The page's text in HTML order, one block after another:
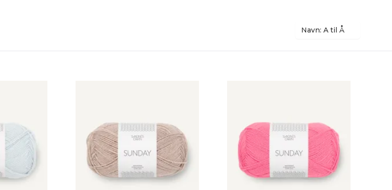
Navn: A til Å